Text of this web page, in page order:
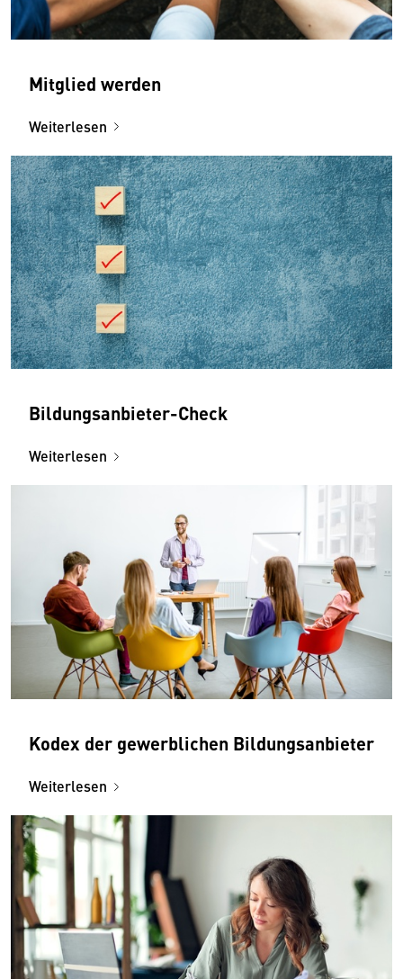
Mitglied werden
Weiterlesen
Bildungsanbieter-Check
Weiterlesen
Kodex der gewerblichen Bildungsanbieter
Weiterlesen